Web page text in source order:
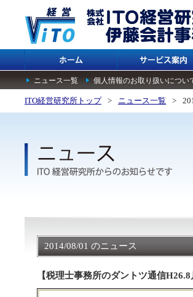
ニュース一覧 個人情報のお取り扱いについ
ITO経営研究所トップ > ニュース一覧 >
2014/08/01 のニュース
【税理士事務所のダントツ通信H26.8